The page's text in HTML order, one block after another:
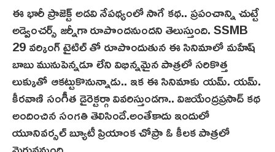
ఈ భారీ ప్రాజెక్ట్ అడవి నేపథ్యంలో సాగే కథ.. ప్రపంచాన్ని చుట్టే
అడ్వెంచర్స్ జర్నీగా రూపొందనుంద‌ని తెలుస్తుంది. SSMB
29 వర్కింగ్ టైటిల్ తో రూపొందుతున‌ ఈ సినిమాలో మహేష్
బాబు మునుపెన్నడూ లేని విభిన్నమైన పాత్రలో సరికొత్త
లుక్కుతో ఆకట్టుకొనున్నాడు.. ఇక ఈ సినిమాకు య‌మ్‌. య‌మ్‌.
కీరవాణి సంగీత డైరెక్టర్గా వివరిస్తుండగా.. విజయేంద్రప్రసాద్ క‌థ
అందించిన సంగతి తెలిసిందే.అంతేకాదు ఇందులో
యూనివర్సల్ బ్యూటీ ప్రియాంక చోప్రా ఓ కీలక పాత్రలో